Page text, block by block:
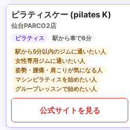
ピラティスケー (pilates K)
仙台PARCO2店
ピラティス
駅から車で8分
駅から5分以内のジムに通いたい人
女性専用ジムに通いたい人
姿勢・腰痛・肩こりが気になる人
マシンピラティスを始めたい人
グループレッスンで始めたい人
公式サイトを見る